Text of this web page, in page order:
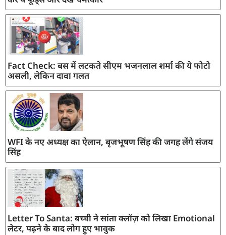
Fact Check: बस में लटकते सीएम भजनलाल शर्मा की ये फोटो
असली, लेकिन दावा गलत
WFI के नए अध्यक्ष का ऐलान, बृजभूषण सिंह की जगह लेंगे संजय
सिंह
Letter To Santa: बच्ची ने सांता क्लॉज़ को लिखा Emotional
लेटर, पढ़ने के बाद लोग हुए भावुक